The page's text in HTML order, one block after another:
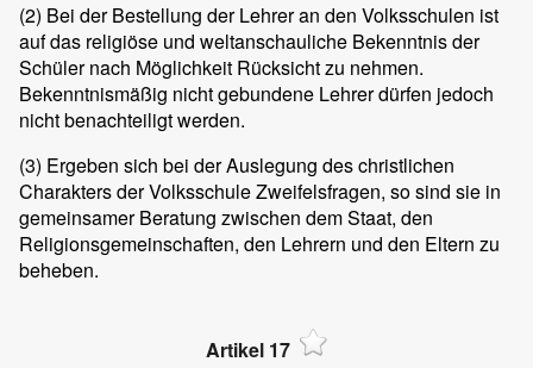
(2) Bei der Bestellung der Lehrer an den Volksschulen ist
auf das religiöse und weltanschauliche Bekenntnis der
Schüler nach Möglichkeit Rücksicht zu nehmen.
Bekenntnismäßig nicht gebundene Lehrer dürfen jedoch
nicht benachteiligt werden.
(3) Ergeben sich bei der Auslegung des christlichen
Charakters der Volksschule Zweifelsfragen, so sind sie in
gemeinsamer Beratung zwischen dem Staat, den
Religionsgemeinschaften, den Lehrern und den Eltern zu
beheben.
Artikel 17